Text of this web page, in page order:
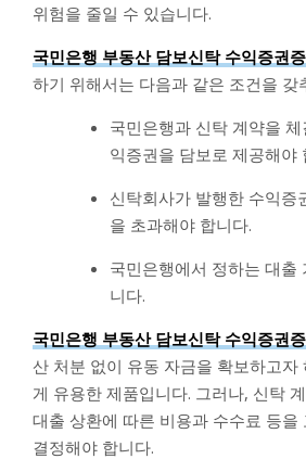
위험을 줄일 수 있습니다.
국민은행 부동산 담보신탁 수익증권
하기 위해서는 다음과 같은 조건을 갖
국민은행과 신탁 계약을
익증권을 담보로 제공해야
신탁회사가 발행한 수익증
을 초과해야 합니다.
국민은행에서 정하는 대출
니다.
국민은행 부동산 담보신탁 수익증권
산 처분 없이 유동 자금을 확보하고자
게 유용한 제품입니다. 그러나, 신탁
대출 상환에 따른 비용과 수수료 등을
결정해야 합니다.